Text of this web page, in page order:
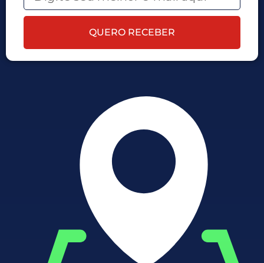
QUERO RECEBER